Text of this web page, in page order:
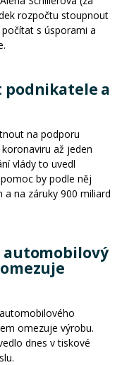
rozpočtu stoupnout
s úsporami a
podnikatele a
na podporu
až jeden
vlády to uvedl
by podle něj
na záruky 900 miliard
automobilový
omezuje výrobu.
dnes v tiskové